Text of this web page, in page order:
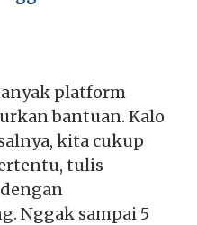
platform
bantuan. Kalo
kita cukup
tulis
Nggak sampai 5